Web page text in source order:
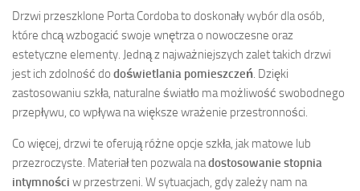
Drzwi przeszklone Porta Cordoba to doskonały wybór dla osób,
które chcą wzbogacić swoje wnętrza o nowoczesne oraz
estetyczne elementy. Jedną z najważniejszych zalet takich drzwi
jest ich zdolność do doświetlania pomieszczeń. Dzięki
zastosowaniu szkła, naturalne światło ma możliwość swobodnego
przepływu, co wpływa na większe wrażenie przestronności.
Co więcej, drzwi te oferują różne opcje szkła, jak matowe lub
przezroczyste. Materiał ten pozwala nadostosowanie stopnia
intymności w przestrzeni. W sytuacjach, gdy zależy nam na